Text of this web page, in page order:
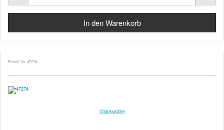
Bestell-Nr. 47274
Glückskäfer